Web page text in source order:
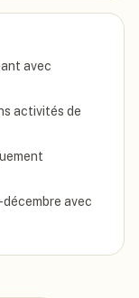
avec
activités de
avec